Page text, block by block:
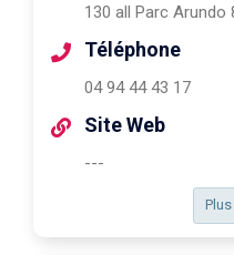
130 all Parc Arundo
Téléphone
04 94 44 43 17
Site Web
---